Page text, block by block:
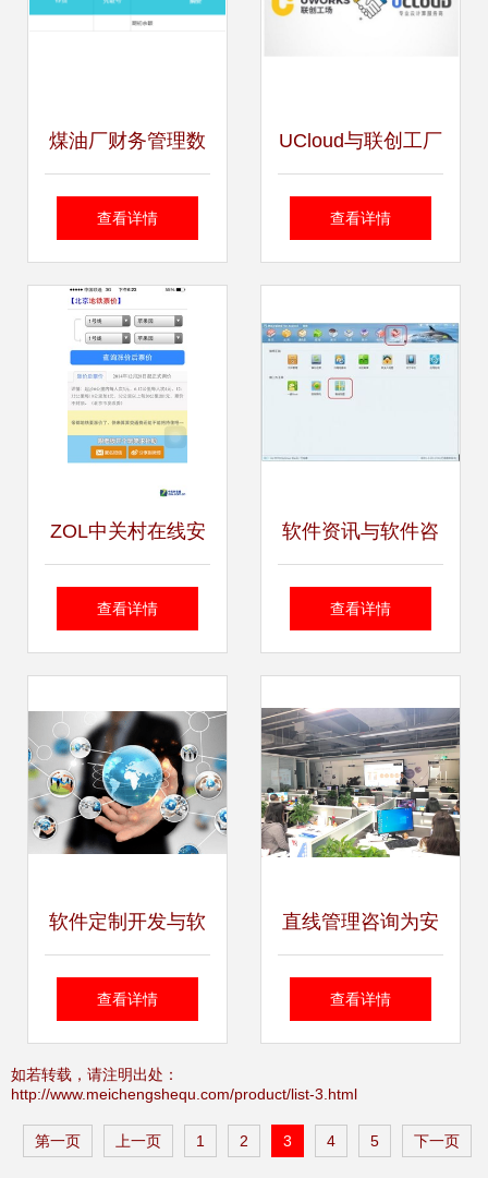
煤油厂财务管理数
字化转型 核心需求
查看详情
UCloud与联创工厂
携手 共筑软件咨询
查看详情
ZOL中关村在线安
卓软件资讯 科技爱
查看详情
软件资讯与软件咨
询 数字化时代的双
查看详情
软件定制开发与软
件咨询 企业数字化
查看详情
直线管理咨询为安
华光电做第一期员
查看详情
如若转载，请注明出处：
http://www.meichengshequ.com/product/list-3.html
第一页 上一页 1 2 3 4 5 下一页